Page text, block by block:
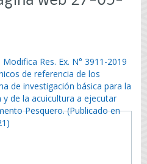
Modifica Res. Ex. N° 3911-2019
de referencia de los
de investigación básica para la
y de la acuicultura a ejecutar
Pesquero. (Publicado en